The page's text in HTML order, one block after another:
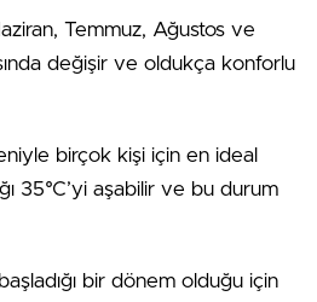
Temmuz, Ağustos ve
değişir ve oldukça konforlu
birçok kişi için en ideal
35°C’yi aşabilir ve bu durum
bir dönem olduğu için